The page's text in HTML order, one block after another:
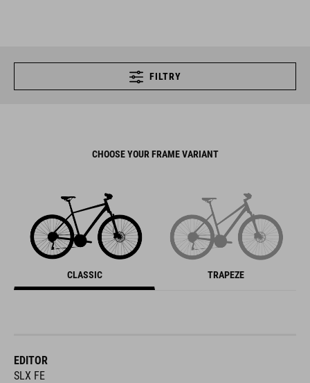
FILTRY
CHOOSE YOUR FRAME VARIANT
CLASSIC TRAPEZE
EDITOR
SLX FE